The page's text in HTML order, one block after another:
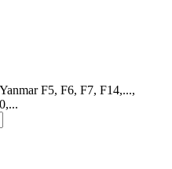
F5, F6, F7, F14,...,